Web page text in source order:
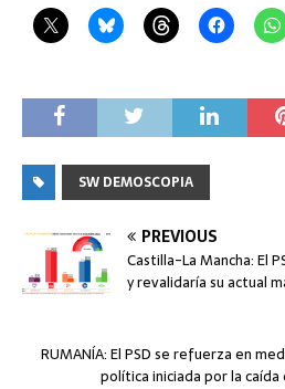
SW DEMOSCOPIA
PREVIOUS
Castilla-La Mancha: El
y revalidaría su actual
RUMANÍA: El PSD se refuerza en
política iniciada por la